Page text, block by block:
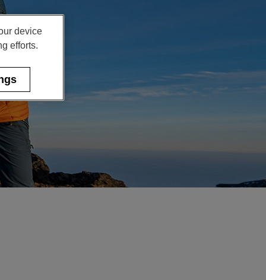
device
efforts.